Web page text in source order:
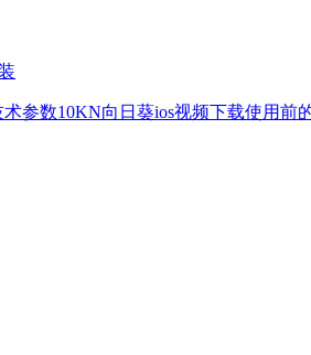
参数10KN向日葵ios视频下载使用前